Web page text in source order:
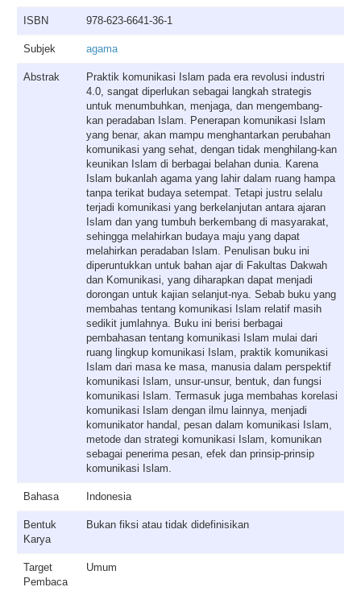
ISBN 978-623-6641-36-1
Subjek agama
Abstrak
Praktik komunikasi Islam pada era revolusi industri
4.0, sangat diperlukan sebagai langkah strategis
untuk menumbuhkan, menjaga, dan mengembang-
kan peradaban Islam. Penerapan komunikasi Islam
yang benar, akan mampu menghantarkan perubahan
komunikasi yang sehat, dengan tidak menghilang-kan
keunikan Islam di berbagai belahan dunia. Karena
Islam bukanlah agama yang lahir dalam ruang hampa
tanpa terikat budaya setempat. Tetapi justru selalu
terjadi komunikasi yang berkelanjutan antara ajaran
Islam dan yang tumbuh berkembang di masyarakat,
sehingga melahirkan budaya maju yang dapat
melahirkan peradaban Islam. Penulisan buku ini
diperuntukkan untuk bahan ajar di Fakultas Dakwah
dan Komunikasi, yang diharapkan dapat menjadi
dorongan untuk kajian selanjut-nya. Sebab buku yang
membahas tentang komunikasi Islam relatif masih
sedikit jumlahnya. Buku ini berisi berbagai
pembahasan tentang komunikasi Islam mulai dari
ruang lingkup komunikasi Islam, praktik komunikasi
Islam dari masa ke masa, manusia dalam perspektif
komunikasi Islam, unsur-unsur, bentuk, dan fungsi
komunikasi Islam. Termasuk juga membahas korelasi
komunikasi Islam dengan ilmu lainnya, menjadi
komunikator handal, pesan dalam komunikasi Islam,
metode dan strategi komunikasi Islam, komunikan
sebagai penerima pesan, efek dan prinsip-prinsip
komunikasi Islam.
Bahasa Indonesia
Bentuk
Karya
Bukan fiksi atau tidak didefinisikan
Target
Pembaca
Umum